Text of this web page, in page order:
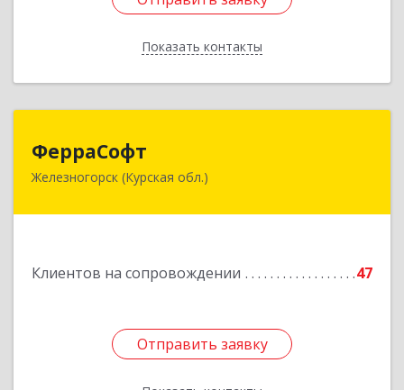
Показать контакты
Назад
ФерраСофт
Железногорск (Курская обл.)
Клиентов на сопровождении 47
Отправить заявку
307179, Курская обл, Железногорск г, Ленина ул,
Отправить заявку